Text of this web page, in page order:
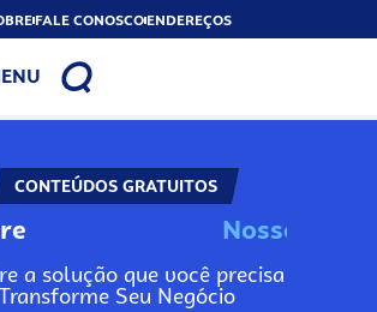
FALE CONOSCOENDEREÇOS
CONTEÚDOS GRATUITOS
Nosso
a solução que você precisa
Seu Negócio